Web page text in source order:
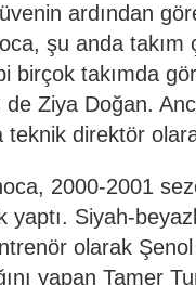
ardından
şu anda takım
birçok takımda
de Ziya Doğan.
teknik direktör
2000-2001
yaptı. Siyah-
olarak Şenol
yapan Tamer